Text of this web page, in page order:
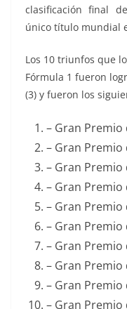
clasificación final
único título mundial
Los 10 triunfos que
Fórmula 1 fueron
(3) y fueron los
– Gran Premio
– Gran Premio
– Gran Premio
– Gran Premio
– Gran Premio
– Gran Premio
– Gran Premio
– Gran Premio
– Gran Premio
– Gran Premio